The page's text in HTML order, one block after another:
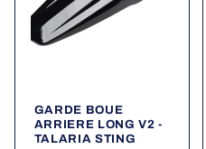
GARDE BOUE
ARRIERE LONG V2 -
TALARIA STING